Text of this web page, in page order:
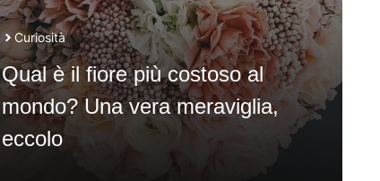
Curiosità
Qual è il fiore più costoso al
mondo? Una vera meraviglia,
eccolo